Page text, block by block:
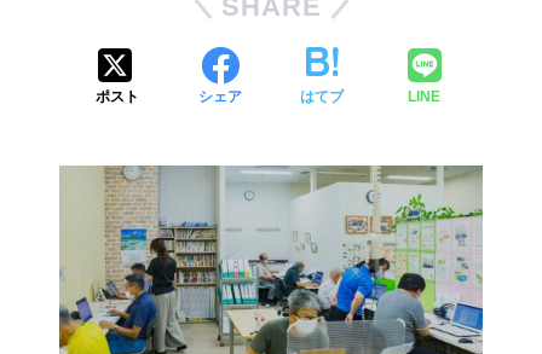
SHARE
ポスト シェア はてブ LINE